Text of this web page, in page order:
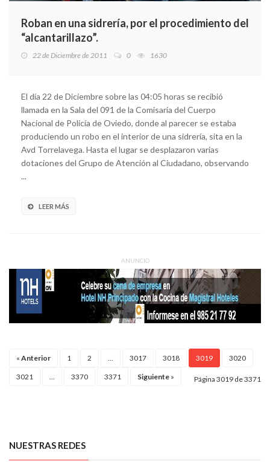
Roban en una sidrería, por el procedimiento del
“alcantarillazo”.
22 de Diciembre de 2011 0 1630
El día 22 de Diciembre sobre las 04:05 horas se recibió
llamada en la Sala del 091 de la Comisaría del Cuerpo
Nacional de Policía de Oviedo, donde al parecer se estaba
produciendo un robo en el interior de una sidrería, sita en la
Avd Torrelavega. Hasta el lugar se desplazaron varias
dotaciones del Grupo de Atención al Ciudadano, observando
...
LEER MÁS
ANUNCIO
« Anterior 1 2 3017 3018 3019 3020
3021 3370 3371 Siguiente » Página 3019 de 3371
NUESTRAS REDES